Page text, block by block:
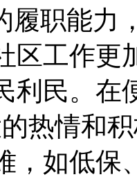
履职能力
区工作更
利民。在
热情和
，如低保